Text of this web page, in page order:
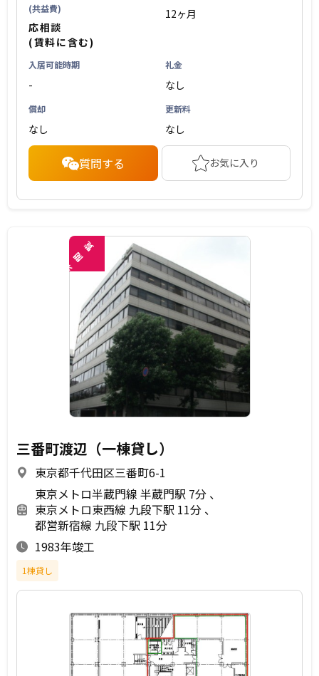
(共益費)
応相談
(賃料に含む)
12ヶ月
入居可能時期
-
礼金
なし
償却
なし
更新料
なし
質問する お気に入り
未
閲
覧
三番町渡辺（一棟貸し）
東京都千代田区三番町6-1
東京メトロ半蔵門線 半蔵門駅 7分
東京メトロ東西線 九段下駅 11分
都営新宿線 九段下駅 11分
1983年竣工
1棟貸し